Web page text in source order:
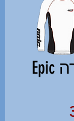
Epic חולצת חתירה